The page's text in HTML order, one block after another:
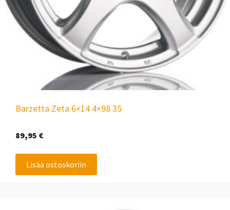
Barzetta Zeta 6×14 4×98 35
89,95 €
Lisää ostoskoriin